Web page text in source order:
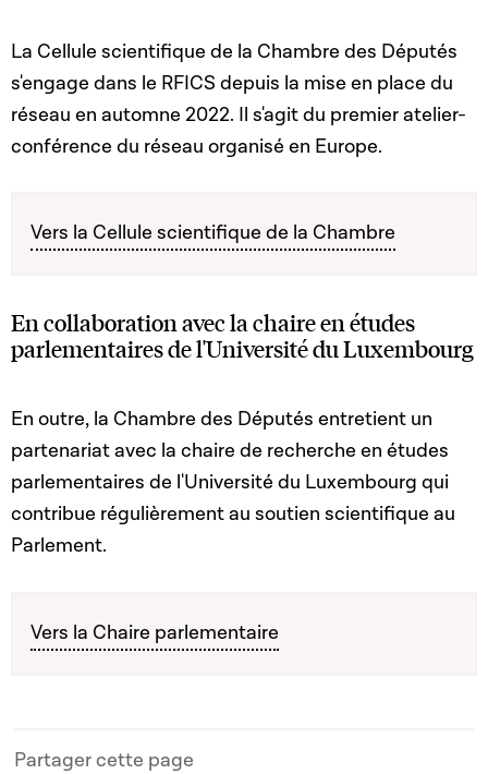
La Cellule scientifique de la Chambre des Députés
s'engage dans le RFICS depuis la mise en place du
réseau en automne 2022. Il s'agit du premier atelier-
conférence du réseau organisé en Europe.
Vers la Cellule scientifique de la Chambre
En collaboration avec la chaire en études
parlementaires de l'Université du Luxembourg
En outre, la Chambre des Députés entretient un
partenariat avec la chaire de recherche en études
parlementaires de l'Université du Luxembourg qui
contribue régulièrement au soutien scientifique au
Parlement.
Vers la Chaire parlementaire
Partager cette page